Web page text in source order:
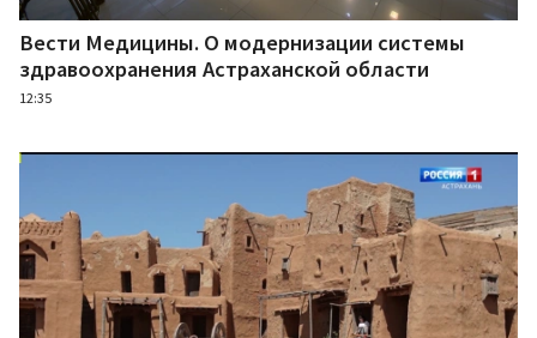
Вести Медицины. О модернизации системы
здравоохранения Астраханской области
12:35